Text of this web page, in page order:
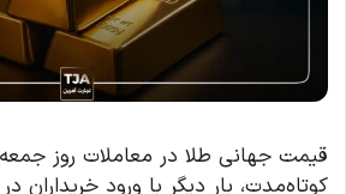
قیمت جهانی طلا در معاملات روز